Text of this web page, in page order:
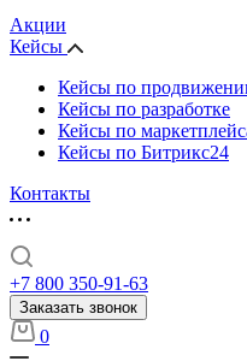
Акции
Кейсы
Кейсы по
Кейсы по разработке
Кейсы по
Кейсы по Битрикс24
Контакты
+7 800 350-91-63
Заказать звонок
0